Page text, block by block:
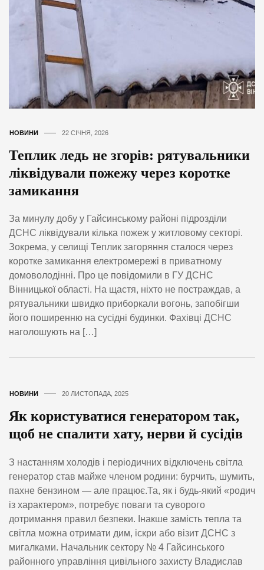
НОВИНИ 22 СІЧНЯ, 2026
Теплик ледь не згорів: рятувальники
ліквідували пожежу через коротке
замикання
За минулу добу у Гайсинському районі підрозділи
ДСНС ліквідували кілька пожеж у житловому секторі.
Зокрема, у селищі Теплик загоряння сталося через
коротке замикання електромережі в приватному
домоволодінні. Про це повідомили в ГУ ДСНС
Вінницької області. На щастя, ніхто не постраждав, а
рятувальники швидко приборкали вогонь, запобігши
його поширенню на сусідні будинки. Фахівці ДСНС
наголошують на […]
НОВИНИ 20 ЛИСТОПАДА, 2025
Як користуватися генератором так,
щоб не спалити хату, нерви й сусідів
З настанням холодів і періодичних відключень світла
генератор став майже членом родини: бурчить, шумить,
пахне бензином — але працює.Та, як і будь-який «родич
із характером», потребує поваги та суворого
дотримання правил безпеки. Інакше замість тепла та
світла можна отримати дим, іскри або візит ДСНС з
мигалками. Начальник сектору № 4 Гайсинського
районного управління цивільного захисту Владислав